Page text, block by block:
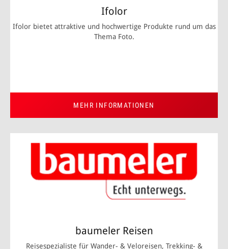
Ifolor
Ifolor bietet attraktive und hochwertige Produkte rund um das
Thema Foto.
MEHR INFORMATIONEN
baumeler Reisen
Reisespezialiste für Wander- & Veloreisen, Trekking- &